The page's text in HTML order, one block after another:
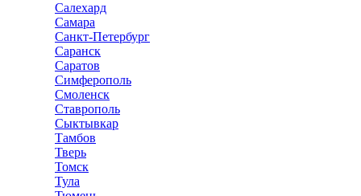
Салехард
Самара
Санкт-Петербург
Саранск
Саратов
Симферополь
Смоленск
Ставрополь
Сыктывкар
Тамбов
Тверь
Томск
Тула